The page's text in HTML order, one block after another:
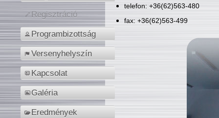
Regisztráció
Programbizottság
Versenyhelyszín
Kapcsolat
Galéria
Eredmények
telefon: +36(62)563-480
fax: +36(62)563-499